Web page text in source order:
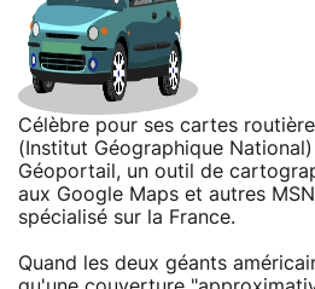
Célèbre pour ses cartes
(Institut Géographique
Géoportail, un outil de
aux Google Maps et autres
spécialisé sur la France.
Quand les deux géants